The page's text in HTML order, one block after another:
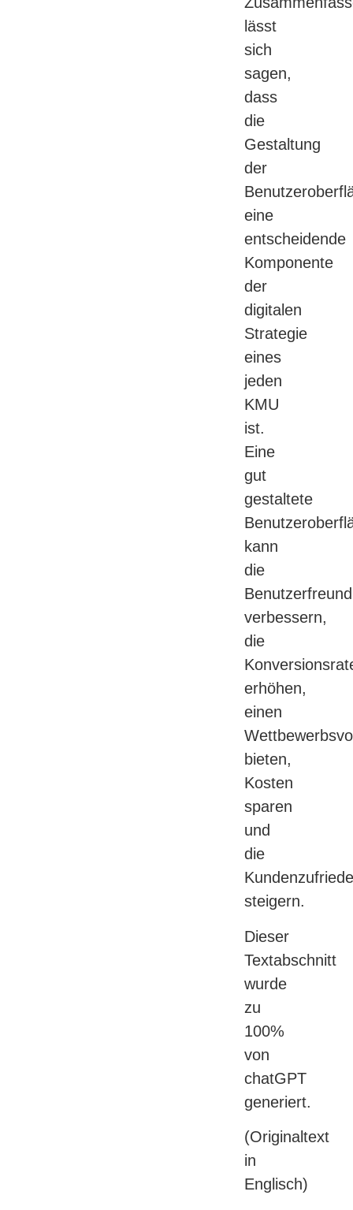
lässt
sich
sagen,
dass
die
Gestaltung
der
eine
entscheidende
Komponente
der
digitalen
Strategie
eines
jeden
KMU
ist.
Eine
gut
gestaltete
kann
die
verbessern,
die
erhöhen,
einen
bieten,
Kosten
sparen
und
die
steigern.
Dieser
Textabschnitt
wurde
zu
100%
von
chatGPT
generiert.
(Originaltext
in
Englisch)